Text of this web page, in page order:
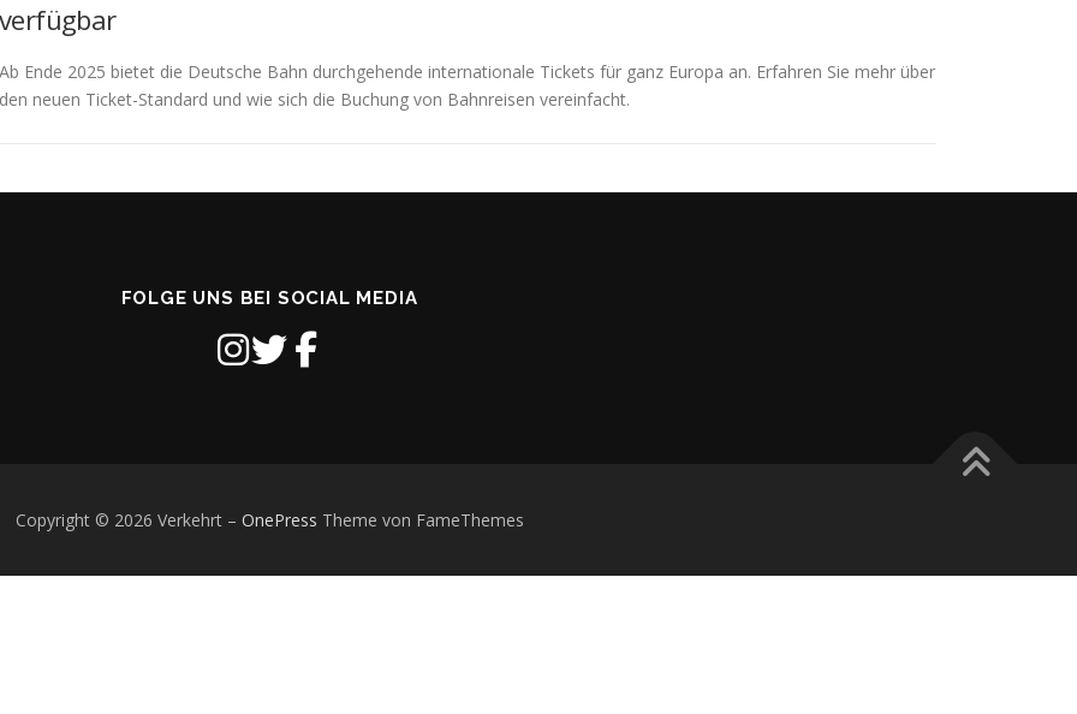
verfügbar
Ab Ende 2025 bietet die Deutsche Bahn durchgehende internationale Tickets für ganz Europa an. Erfahren Sie mehr über
den neuen Ticket-Standard und wie sich die Buchung von Bahnreisen vereinfacht.
FOLGE UNS BEI SOCIAL MEDIA
Copyright © 2026 Verkehrt – OnePress Theme von FameThemes